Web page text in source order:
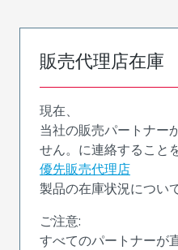
販売代理店在庫
現在、
当社の販売パートナー
せん。に連絡すること
優先販売代理店
製品の在庫状況につい
ご注意:
すべてのパートナーが